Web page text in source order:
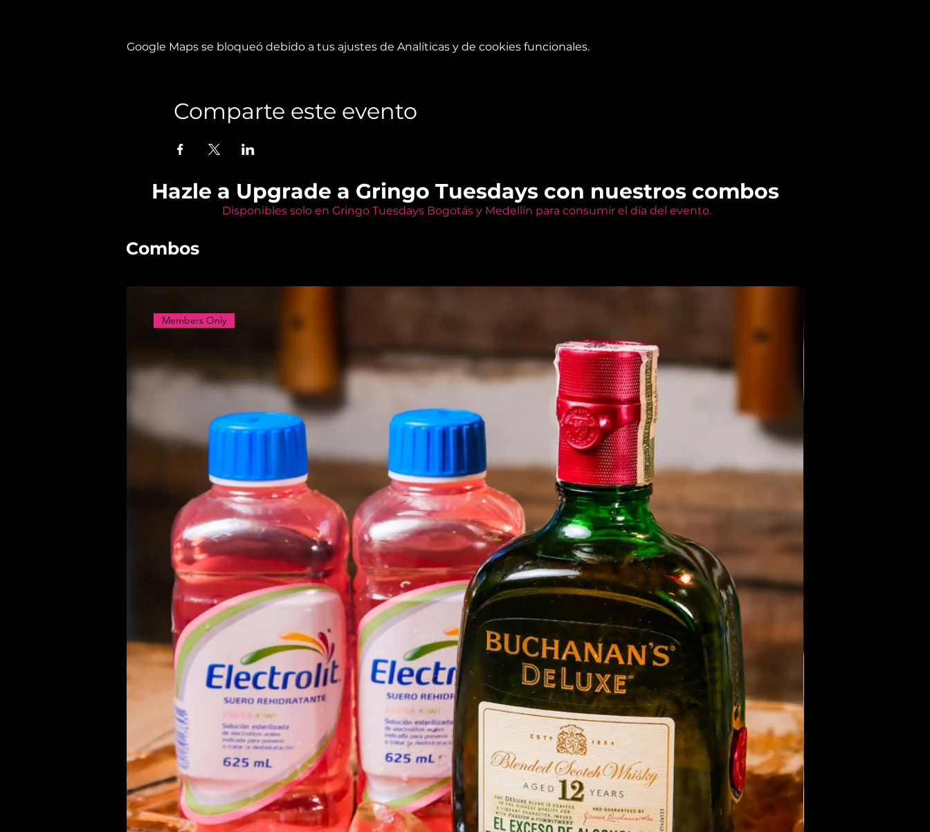
Google Maps se bloqueó debido a tus ajustes de Analíticas y de cookies funcionales.
Comparte este evento
Hazle a Upgrade a Gringo Tuesdays con nuestros combos
Disponibles solo en Gringo Tuesdays Bogotás y Medellín para consumir el día del evento.
Combos
Members Only